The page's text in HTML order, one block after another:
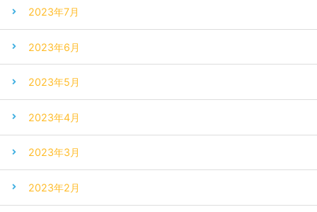
2023年7月
2023年6月
2023年5月
2023年4月
2023年3月
2023年2月